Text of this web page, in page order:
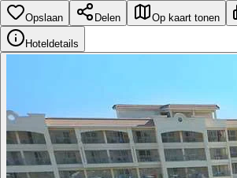
Opslaan Delen Op kaart tonen
Hoteldetails